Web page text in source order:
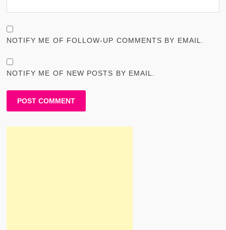
NOTIFY ME OF FOLLOW-UP COMMENTS BY EMAIL.
NOTIFY ME OF NEW POSTS BY EMAIL.